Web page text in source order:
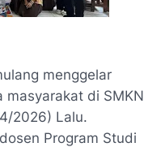
menggelar
di SMKN
2026) Lalu.
Program Studi